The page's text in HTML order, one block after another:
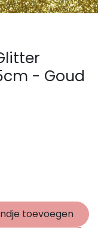
- Goud
toevoegen